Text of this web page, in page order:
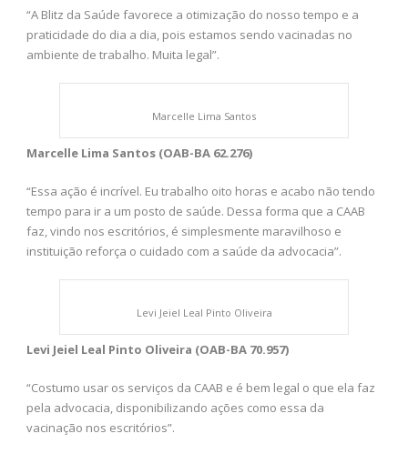
“A Blitz da Saúde favorece a otimização do nosso tempo e a
praticidade do dia a dia, pois estamos sendo vacinadas no
ambiente de trabalho. Muita legal”.
Marcelle Lima Santos
Marcelle Lima Santos (OAB-BA 62.276)
“Essa ação é incrível. Eu trabalho oito horas e acabo não tendo
tempo para ir a um posto de saúde. Dessa forma que a CAAB
faz, vindo nos escritórios, é simplesmente maravilhoso e
instituição reforça o cuidado com a saúde da advocacia”.
Levi Jeiel Leal Pinto Oliveira
Levi Jeiel Leal Pinto Oliveira (OAB-BA 70.957)
“Costumo usar os serviços da CAAB e é bem legal o que ela faz
pela advocacia, disponibilizando ações como essa da
vacinação nos escritórios”.